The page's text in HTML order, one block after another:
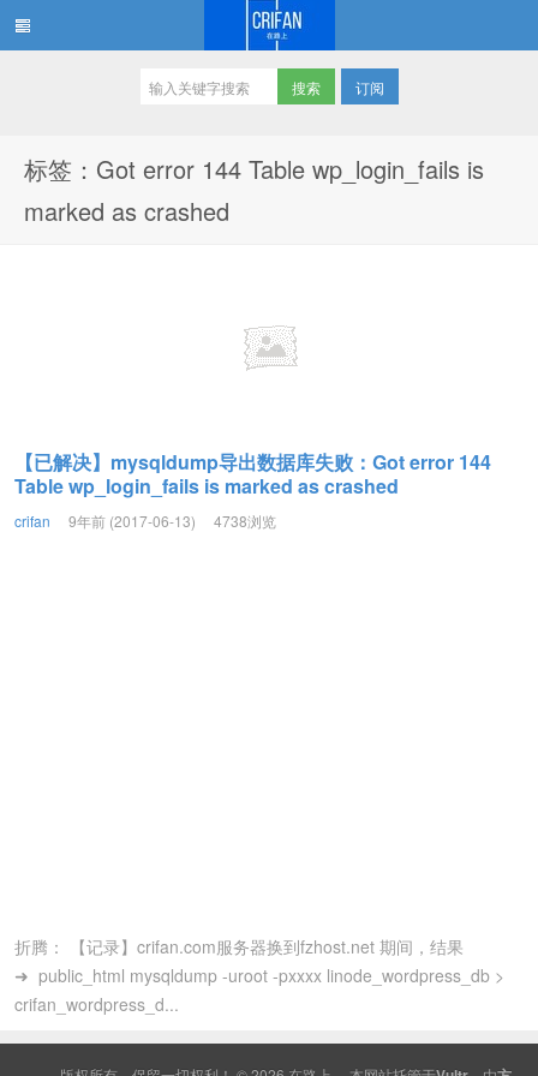
订阅
标签：Got error 144 Table wp_login_fails is
marked as crashed
【已解决】mysqldump导出数据库失败：Got error 144
Table wp_login_fails is marked as crashed
crifan 9年前 (2017-06-13) 4738浏览
折腾： 【记录】crifan.com服务器换到fzhost.net 期间，结果
➜ public_html mysqldump -uroot -pxxxx linode_wordpress_db >
crifan_wordpress_d...